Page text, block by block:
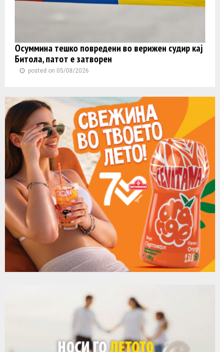
Осуммина тешко повредени во верижен судир кај
Битола, патот е затворен
posted on 05/08/2026